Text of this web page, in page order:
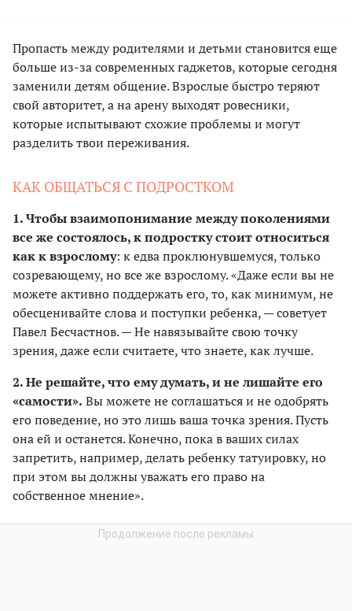
Пропасть между родителями и детьми становится еще
больше из-за современных гаджетов, которые сегодня
заменили детям общение. Взрослые быстро теряют
свой авторитет, а на арену выходят ровесники,
которые испытывают схожие проблемы и могут
разделить твои переживания.
КАК ОБЩАТЬСЯ С ПОДРОСТКОМ
1. Чтобы взаимопонимание между поколениями
все же состоялось, к подростку стоит относиться
как к взрослому: к едва проклюнувшемуся, только
созревающему, но все же взрослому. «Даже если вы не
можете активно поддержать его, то, как минимум, не
обесценивайте слова и поступки ребенка, — советует
Павел Бесчастнов. — Не навязывайте свою точку
зрения, даже если считаете, что знаете, как лучше.
2. Не решайте, что ему думать, и не лишайте его
«самости». Вы можете не соглашаться и не одобрять
его поведение, но это лишь ваша точка зрения. Пусть
она ей и останется. Конечно, пока в ваших силах
запретить, например, делать ребенку татуировку, но
при этом вы должны уважать его право на
собственное мнение».